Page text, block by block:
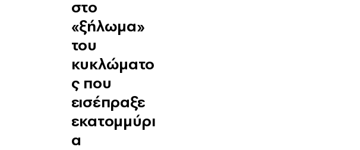
στο
«ξήλωμα»
του
κυκλώματο
ς που
εισέπραξε
εκατομμύρι
α